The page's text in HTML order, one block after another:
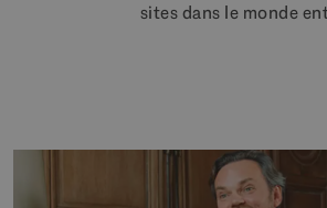
sites dans le monde